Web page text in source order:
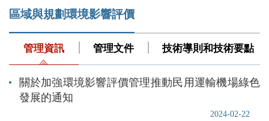
區域與規劃環境影響評價
管理資訊 管理文件 技術導則和技術要點
關於加強環境影響評價管理推動民用運輸機場綠色
發展的通知
2024-02-22